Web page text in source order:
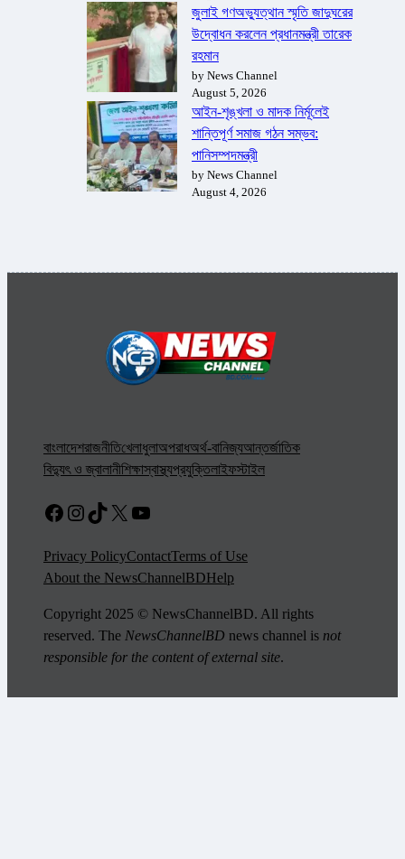
জুলাই গণঅভ্যুত্থান স্মৃতি জাদুঘরের
উদ্বোধন করলেন প্রধানমন্ত্রী তারেক
রহমান
by News Channel
August 5, 2026
আইন-শৃঙ্খলা ও মাদক নির্মূলেই
শান্তিপূর্ণ সমাজ গঠন সম্ভব:
পানিসম্পদমন্ত্রী
by News Channel
August 4, 2026
বাংলাদেশরাজনীতিখেলাধুলাঅপরাধঅর্থ-বানিজ্যআন্তর্জাতিক
বিদ্যুৎ ও জ্বালানীশিক্ষাস্বাস্থ্যপ্রযুক্তিলাইফস্টাইল
Facebook
Instagram
TikTok
X YouTube
Privacy PolicyContactTerms of Use
About the NewsChannelBDHelp
Copyright 2025 © NewsChannelBD. All rights
reserved. The NewsChannelBD news channel is not
responsible for the content of external site.